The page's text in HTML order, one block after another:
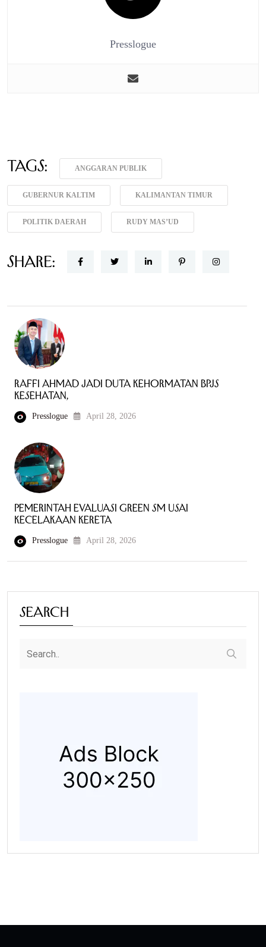
Presslogue
Tags: ANGGARAN PUBLIK
GUBERNUR KALTIM KALIMANTAN TIMUR
POLITIK DAERAH RUDY MAS’UD
Share:
Raffi Ahmad Jadi Duta Kehormatan BPJS
Kesehatan,
Presslogue April 28, 2026
Pemerintah Evaluasi Green SM Usai
Kecelakaan Kereta
Presslogue April 28, 2026
Search